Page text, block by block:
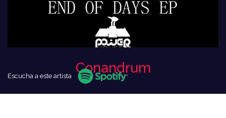
Conandrum
Escucha a este artista